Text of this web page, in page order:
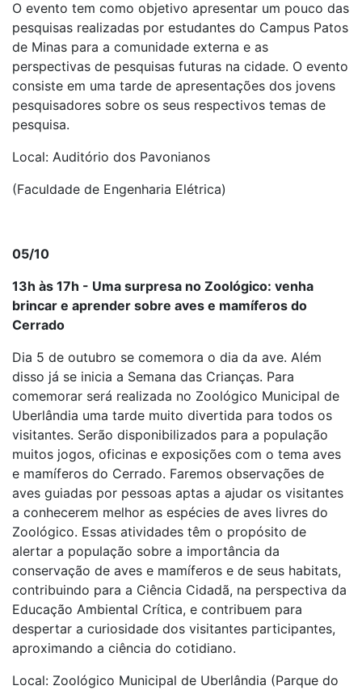
O evento tem como objetivo apresentar um pouco das
pesquisas realizadas por estudantes do Campus Patos
de Minas para a comunidade externa e as
perspectivas de pesquisas futuras na cidade. O evento
consiste em uma tarde de apresentações dos jovens
pesquisadores sobre os seus respectivos temas de
pesquisa.
Local: Auditório dos Pavonianos
(Faculdade de Engenharia Elétrica)
05/10
13h às 17h - Uma surpresa no Zoológico: venha
brincar e aprender sobre aves e mamíferos do
Cerrado
Dia 5 de outubro se comemora o dia da ave. Além
disso já se inicia a Semana das Crianças. Para
comemorar será realizada no Zoológico Municipal de
Uberlândia uma tarde muito divertida para todos os
visitantes. Serão disponibilizados para a população
muitos jogos, oficinas e exposições com o tema aves
e mamíferos do Cerrado. Faremos observações de
aves guiadas por pessoas aptas a ajudar os visitantes
a conhecerem melhor as espécies de aves livres do
Zoológico. Essas atividades têm o propósito de
alertar a população sobre a importância da
conservação de aves e mamíferos e de seus habitats,
contribuindo para a Ciência Cidadã, na perspectiva da
Educação Ambiental Crítica, e contribuem para
despertar a curiosidade dos visitantes participantes,
aproximando a ciência do cotidiano.
Local: Zoológico Municipal de Uberlândia (Parque do